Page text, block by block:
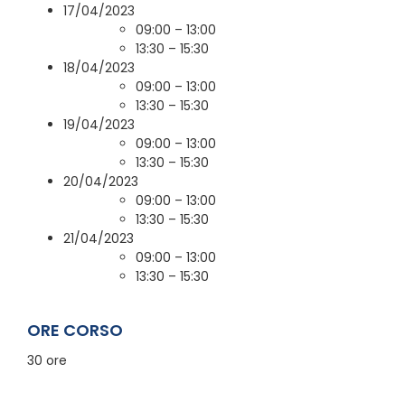
17/04/2023
09:00 – 13:00
13:30 – 15:30
18/04/2023
09:00 – 13:00
13:30 – 15:30
19/04/2023
09:00 – 13:00
13:30 – 15:30
20/04/2023
09:00 – 13:00
13:30 – 15:30
21/04/2023
09:00 – 13:00
13:30 – 15:30
ORE CORSO
30 ore